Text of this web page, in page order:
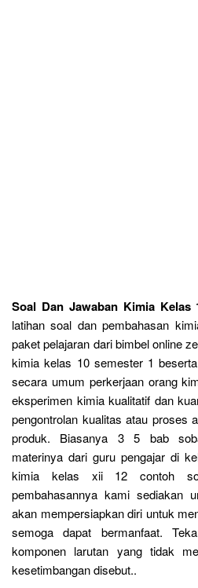
Soal Dan Jawaban Kimia Kelas
latihan soal dan pembahasan
paket pelajaran dari bimbel online
kimia kelas 10 semester 1
secara umum perkerjaan orang
eksperimen kimia kualitatif dan
pengontrolan kualitas atau proses
produk. Biasanya 3 5 bab
materinya dari guru pengajar di
kimia kelas xii 12 contoh
pembahasannya kami sediakan
akan mempersiapkan diri untuk
semoga dapat bermanfaat.
komponen larutan yang tidak
kesetimbangan disebut..